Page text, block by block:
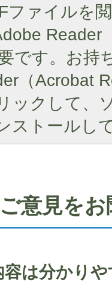
ファイルを
Reader
です。お持
（Acrobat
ックして、
ストールし
意見を
容は分かり